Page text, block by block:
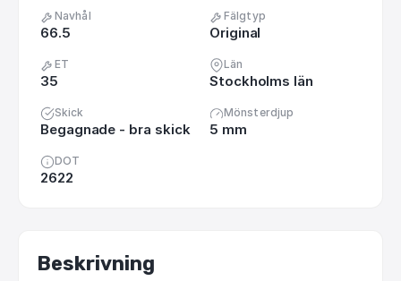
Navhål
66.5
Fälgtyp
Original
ET
35
Län
Stockholms län
Skick
Begagnade - bra skick
Mönsterdjup
5 mm
DOT
2622
Beskrivning